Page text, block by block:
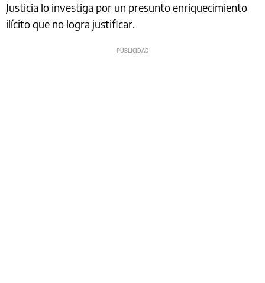
Justicia lo investiga por un presunto enriquecimiento
ilícito que no logra justificar.